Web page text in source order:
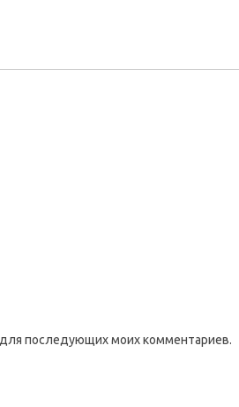
для последующих моих комментариев.